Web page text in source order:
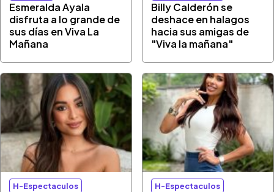
Esmeralda Ayala
disfruta a lo grande de
sus días en Viva La
Mañana
Billy Calderón se
deshace en halagos
hacia sus amigas de
"Viva la mañana"
H-Espectaculos H-Espectaculos